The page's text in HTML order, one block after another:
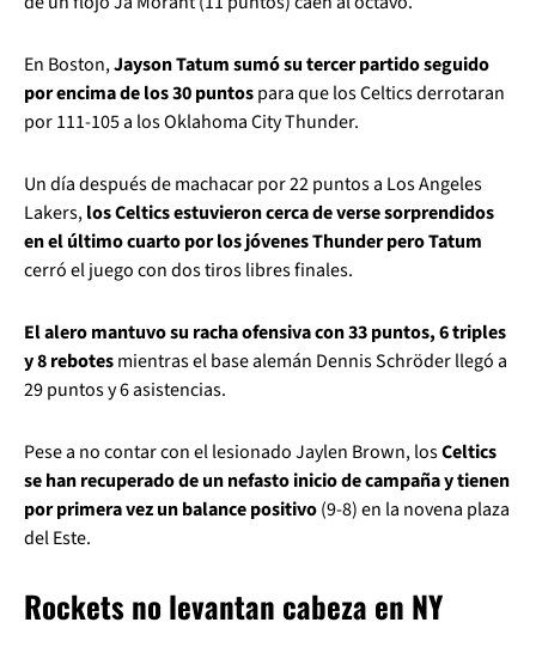
En Boston,Jayson Tatum sumó su tercer partido seguido
por encima de los 30 puntospara que los Celtics derrotaran
por 111-105 a los Oklahoma City Thunder.
Un día después de machacar por 22 puntos a Los Angeles
Lakers,los Celtics estuvieron cerca de verse sorprendidos
en el último cuarto por los jóvenes Thunder pero Tatum
cerró el juego con dos tiros libres finales.
El alero mantuvo su racha ofensiva con 33 puntos, 6 triples
y 8 rebotesmientras el base alemán Dennis Schröder llegó a
29 puntos y 6 asistencias.
Pese a no contar con el lesionado Jaylen Brown, losCeltics
se han recuperado de un nefasto inicio de campaña y tienen
por primera vez un balance positivo(9-8) en la novena plaza
del Este.
Rockets no levantan cabeza en NY